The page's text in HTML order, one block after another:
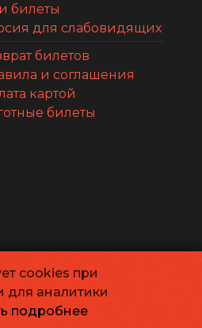
cookies при
для аналитики
подробнее
билеты
для слабовидящих
билетов
и соглашения
картой
билеты